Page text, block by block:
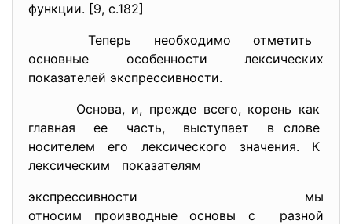
функции. [9, с.182]
Теперь необходимо отметить
основные особенности лексических
показателей экспрессивности.
Основа, и, прежде всего, корень как
главная ее часть, выступает в слове
носителем его лексического значения. К
лексическим показателям
экспрессивности мы
относим производные основы с разной